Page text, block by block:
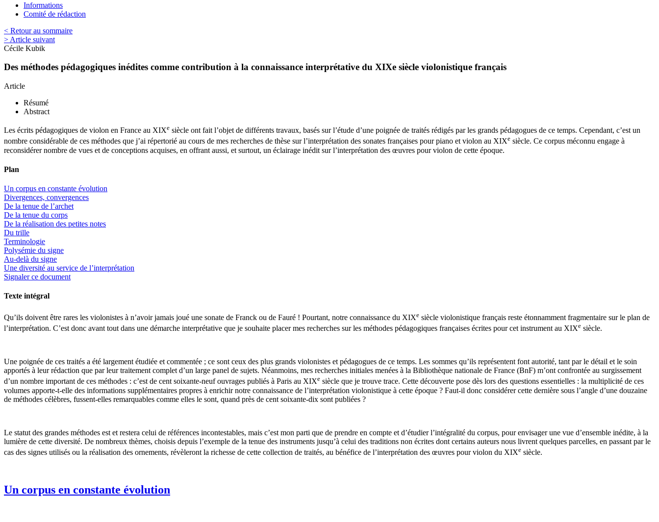
Informations
Comité de rédaction
< Retour au sommaire
> Article suivant
Cécile Kubik
Des méthodes pédagogiques inédites comme contribution à la connaissance interprétative du XIXe siècle violonistique français
Article
Résumé
Abstract
Les écrits pédagogiques de violon en France au XIXe siècle ont fait l’objet de différents travaux, basés sur l’étude d’une poignée de traités rédigés par les grands pédagogues de ce temps. Cependant, c’est un
nombre considérable de ces méthodes que j’ai répertorié au cours de mes recherches de thèse sur l’interprétation des sonates françaises pour piano et violon au XIXe siècle. Ce corpus méconnu engage à
reconsidérer nombre de vues et de conceptions acquises, en offrant aussi, et surtout, un éclairage inédit sur l’interprétation des œuvres pour violon de cette époque.
Plan
Un corpus en constante évolution
Divergences, convergences
De la tenue de l’archet
De la tenue du corps
De la réalisation des petites notes
Du trille
Terminologie
Polysémie du signe
Au-delà du signe
Une diversité au service de l’interprétation
Signaler ce document
Texte intégral
Qu’ils doivent être rares les violonistes à n’avoir jamais joué une sonate de Franck ou de Fauré ! Pourtant, notre connaissance du XIXe siècle violonistique français reste étonnamment fragmentaire sur le plan de
l’interprétation. C’est donc avant tout dans une démarche interprétative que je souhaite placer mes recherches sur les méthodes pédagogiques françaises écrites pour cet instrument au XIXe siècle.
Une poignée de ces traités a été largement étudiée et commentée ; ce sont ceux des plus grands violonistes et pédagogues de ce temps. Les sommes qu’ils représentent font autorité, tant par le détail et le soin
apportés à leur rédaction que par leur traitement complet d’un large panel de sujets. Néanmoins, mes recherches initiales menées à la Bibliothèque nationale de France (BnF) m’ont confrontée au surgissement
d’un nombre important de ces méthodes : c’est de cent soixante-neuf ouvrages publiés à Paris au XIXe siècle que je trouve trace. Cette découverte pose dès lors des questions essentielles : la multiplicité de ces
volumes apporte-t-elle des informations supplémentaires propres à enrichir notre connaissance de l’interprétation violonistique à cette époque ? Faut-il donc considérer cette dernière sous l’angle d’une douzaine
de méthodes célèbres, fussent-elles remarquables comme elles le sont, quand près de cent soixante-dix sont publiées ?
Le statut des grandes méthodes est et restera celui de références incontestables, mais c’est mon parti que de prendre en compte et d’étudier l’intégralité du corpus, pour envisager une vue d’ensemble inédite, à la
lumière de cette diversité. De nombreux thèmes, choisis depuis l’exemple de la tenue des instruments jusqu’à celui des traditions non écrites dont certains auteurs nous livrent quelques parcelles, en passant par le
cas des signes utilisés ou la réalisation des ornements, révèleront la richesse de cette collection de traités, au bénéfice de l’interprétation des œuvres pour violon du XIXe siècle.
Un corpus en constante évolution